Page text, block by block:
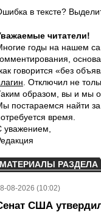
в тексте?
читатели!
годы на нашем
говорится «без
. Отключил не
образом, вы и мы
постараемся найти
время.
уважением,
МАТЕРИАЛЫ РАЗДЕЛА
08-2026 (10:02)
США